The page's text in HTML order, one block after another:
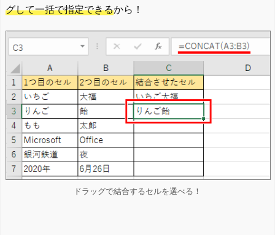
グして一括で指定できるから！
ドラッグで結合するセルを選べる！